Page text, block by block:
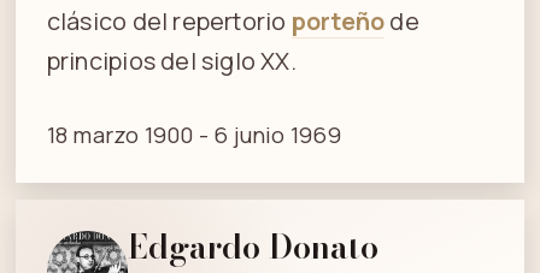
clásico del repertorio porteñode
principios del siglo XX.
18 marzo 1900 - 6 junio 1969
Edgardo Donato